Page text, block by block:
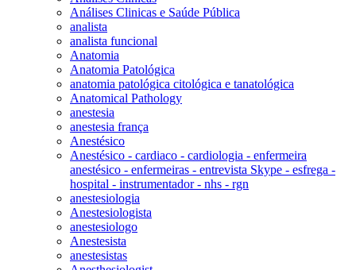
Análises Clinicas e Saúde Pública
analista
analista funcional
Anatomia
Anatomia Patológica
anatomia patológica citológica e tanatológica
Anatomical Pathology
anestesia
anestesia frança
Anestésico
Anestésico - cardiaco - cardiologia - enfermeira
anestésico - enfermeiras - entrevista Skype - esfrega -
hospital - instrumentador - nhs - rgn
anestesiologia
Anestesiologista
anestesiologo
Anestesista
anestesistas